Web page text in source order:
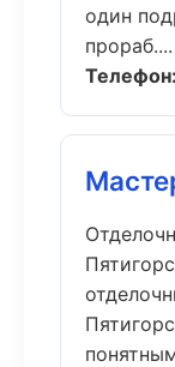
один
прораб....
Телефон: